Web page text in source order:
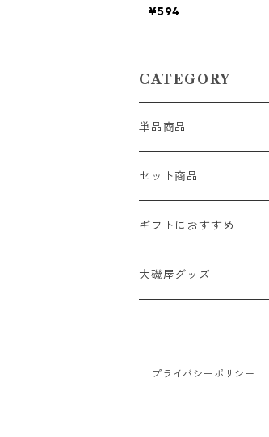
¥594
CATEGORY
単品商品
セット商品
ギフトにおすすめ
大磯屋グッズ
プライバシーポリシー